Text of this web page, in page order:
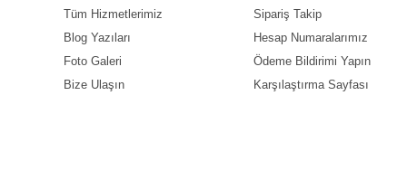
Tüm Hizmetlerimiz
Blog Yazıları
Foto Galeri
Bize Ulaşın
Sipariş Takip
Hesap Numaralarımız
Ödeme Bildirimi Yapın
Karşılaştırma Sayfası